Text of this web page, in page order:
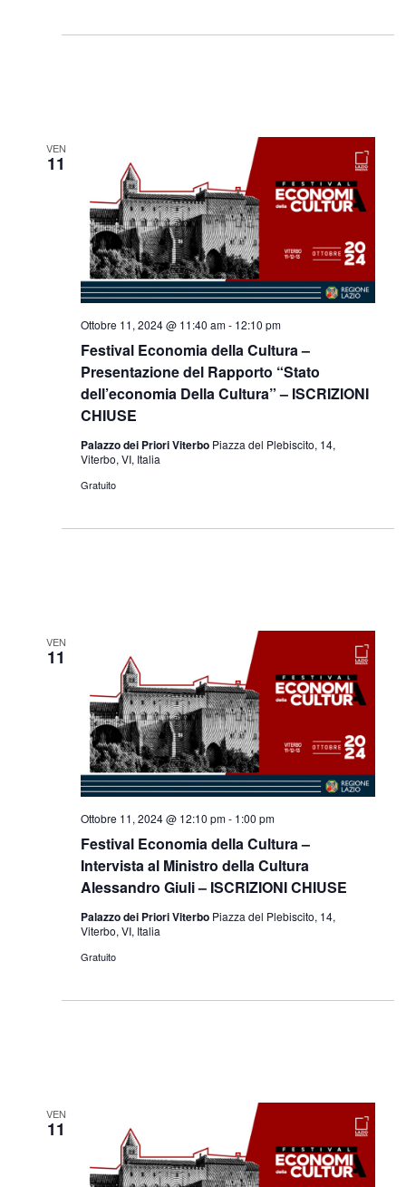
VEN
11
Festival Economia della Cultura –
Presentazione del Rapporto “Stato
dell’economia Della Cultura” – ISCRIZIONI
CHIUSE
Ottobre 11, 2024 @ 11:40 am- 12:10 pm
Palazzo dei Priori Viterbo Piazza del Plebiscito, 14,
Viterbo, VI, Italia
Gratuito
VEN
11
Festival Economia della Cultura –
Intervista al Ministro della Cultura
Alessandro Giuli – ISCRIZIONI CHIUSE
Ottobre 11, 2024 @ 12:10 pm- 1:00 pm
Palazzo dei Priori Viterbo Piazza del Plebiscito, 14,
Viterbo, VI, Italia
Gratuito
VEN
11